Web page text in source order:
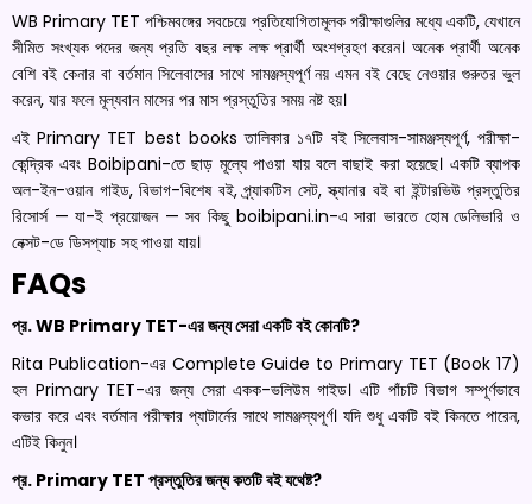
WB Primary TET পশ্চিমবঙ্গের সবচেয়ে প্রতিযোগিতামূলক পরীক্ষাগুলির মধ্যে একটি, যেখানে
সীমিত সংখ্যক পদের জন্য প্রতি বছর লক্ষ লক্ষ প্রার্থী অংশগ্রহণ করেন। অনেক প্রার্থী অনেক
বেশি বই কেনার বা বর্তমান সিলেবাসের সাথে সামঞ্জস্যপূর্ণ নয় এমন বই বেছে নেওয়ার গুরুতর ভুল
করেন, যার ফলে মূল্যবান মাসের পর মাস প্রস্তুতির সময় নষ্ট হয়।
এই Primary TET best books তালিকার ১৭টি বই সিলেবাস-সামঞ্জস্যপূর্ণ, পরীক্ষা-
কেন্দ্রিক এবং Boibipani-তে ছাড় মূল্যে পাওয়া যায় বলে বাছাই করা হয়েছে। একটি ব্যাপক
অল-ইন-ওয়ান গাইড, বিভাগ-বিশেষ বই, প্র্যাকটিস সেট, স্ক্যানার বই বা ইন্টারভিউ প্রস্তুতির
রিসোর্স — যা-ই প্রয়োজন — সব কিছু boibipani.in-এ সারা ভারতে হোম ডেলিভারি ও
নেক্সট-ডে ডিসপ্যাচ সহ পাওয়া যায়।
FAQs
প্র. WB Primary TET-এর জন্য সেরা একটি বই কোনটি?
Rita Publication-এর Complete Guide to Primary TET (Book 17)
হল Primary TET-এর জন্য সেরা একক-ভলিউম গাইড। এটি পাঁচটি বিভাগ সম্পূর্ণভাবে
কভার করে এবং বর্তমান পরীক্ষার প্যাটার্নের সাথে সামঞ্জস্যপূর্ণ। যদি শুধু একটি বই কিনতে পারেন,
এটিই কিনুন।
প্র. Primary TET প্রস্তুতির জন্য কতটি বই যথেষ্ট?